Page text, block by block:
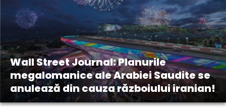
Wall Street Journal: Planurile
megalomanice ale Arabiei Saudite se
anulează din cauza războiului iranian!